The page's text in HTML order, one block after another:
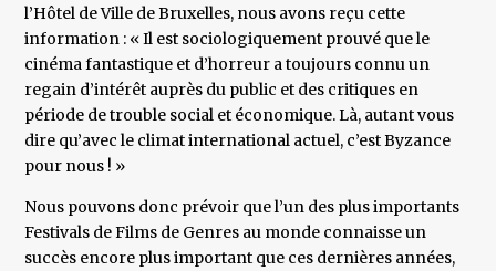
l’Hôtel de Ville de Bruxelles, nous avons reçu cette
information : « Il est sociologiquement prouvé que le
cinéma fantastique et d’horreur a toujours connu un
regain d’intérêt auprès du public et des critiques en
période de trouble social et économique. Là, autant vous
dire qu’avec le climat international actuel, c’est Byzance
pour nous ! »
Nous pouvons donc prévoir que l’un des plus importants
Festivals de Films de Genres au monde connaisse un
succès encore plus important que ces dernières années,